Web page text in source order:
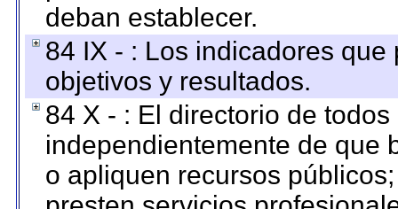
deban establecer.
84 IX - : Los indicadores
objetivos y resultados.
84 X - : El directorio de
independientemente de que
o apliquen recursos